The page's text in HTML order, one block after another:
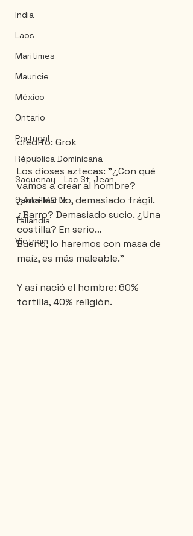
India
Laos
Maritimes
Mauricie
México
Ontario
Portugal
Républica Dominicana
Saguenay - Lac St-Jean
Santa-Marta
Tailandia
Vietnam
crédito: Grok
Los dioses aztecas: "¿Con qué
vamos a crear al hombre?
¿Arcilla? No, demasiado frágil.
¿Barro? Demasiado sucio. ¿Una
costilla? En serio…
Bueno, lo haremos con masa de
maíz, es más maleable."
Y así nació el hombre: 60%
tortilla, 40% religión.